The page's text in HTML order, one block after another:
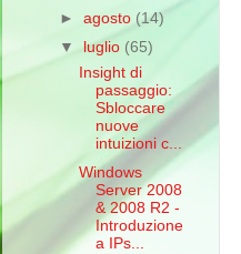
►agosto (14)
▼
luglio (65)
Insight di
passaggio:
Sbloccare
nuove
intuizioni c...
Windows
Server 2008
& 2008 R2 -
Introduzione
a IPs...